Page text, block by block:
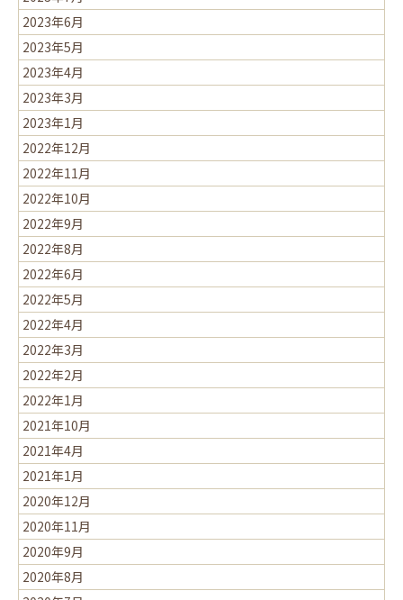
2023年6月
2023年5月
2023年4月
2023年3月
2023年1月
2022年12月
2022年11月
2022年10月
2022年9月
2022年8月
2022年6月
2022年5月
2022年4月
2022年3月
2022年2月
2022年1月
2021年10月
2021年4月
2021年1月
2020年12月
2020年11月
2020年9月
2020年8月